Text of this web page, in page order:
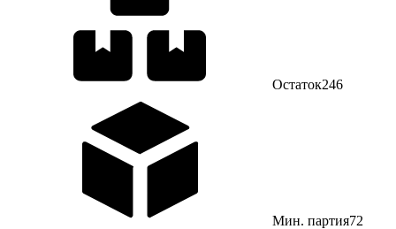
Остаток246
Мин. партия72